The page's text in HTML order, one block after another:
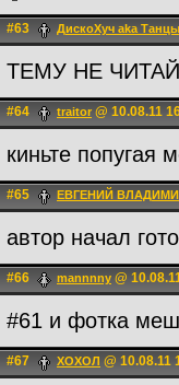
#63 ДискоХуч aka
ТЕМУ НЕ
#64 traitor @ 10.08.11
киньте попугaя
#65 ЕВГЕНИЙ
автор начал
#66 mannnny @
#61 и фотка
#67 ХОХОЛ @ 10.08.11